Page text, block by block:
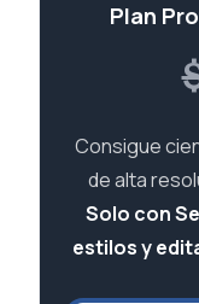
Plan
Consigue
de alta
Solo con
estilos y